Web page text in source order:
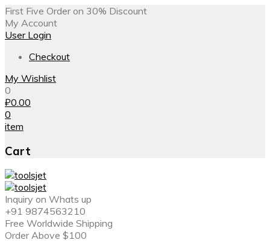
First Five Order on 30% Discount
My Account
User Login
Checkout
My Wishlist
0
₽0.00
0
item
Cart
Inquiry on Whats up
+91 9874563210
Free Worldwide Shipping
Order Above $100